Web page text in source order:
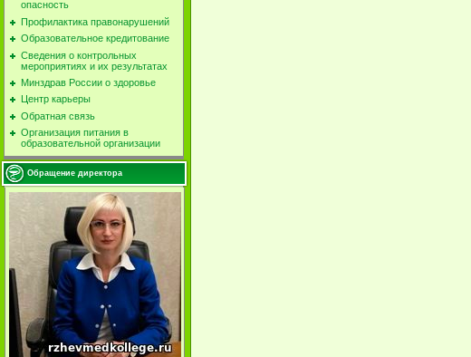
опасность
Профилактика правонарушений
Образовательное кредитование
Сведения о контрольных
мероприятиях и их результатах
Минздрав России о здоровье
Центр карьеры
Обратная связь
Организация питания в
образовательной организации
Обращение директора